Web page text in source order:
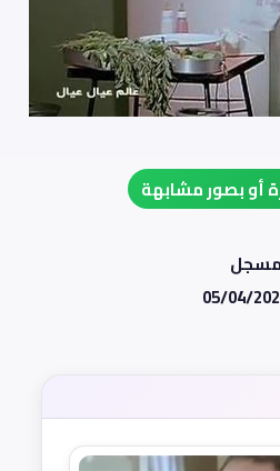
أو بصور مشابهة
مسجل
05/04/